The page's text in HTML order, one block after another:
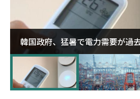
韓国政府、猛暑で電力需要が過
に需給対応体制を点検